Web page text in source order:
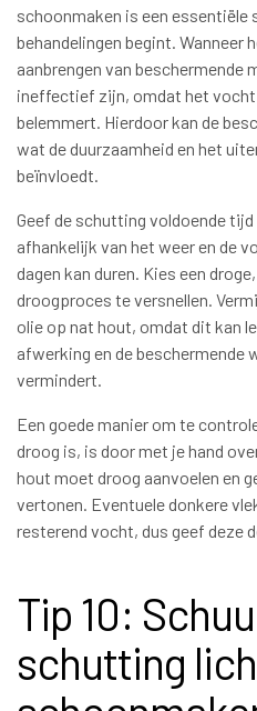
schoonmaken is een
behandelingen begint. Wanneer
aanbrengen van beschermende
ineffectief zijn, omdat het vocht
belemmert. Hierdoor kan de
wat de duurzaamheid en het
beïnvloedt.
Geef de schutting voldoende
afhankelijk van het weer en de
dagen kan duren. Kies een
droogproces te versnellen.
olie op nat hout, omdat dit kan
afwerking en de beschermende
vermindert.
Een goede manier om te
droog is, is door met je hand
hout moet droog aanvoelen en
vertonen. Eventuele donkere
resterend vocht, dus geef deze
Tip 10:
schutting